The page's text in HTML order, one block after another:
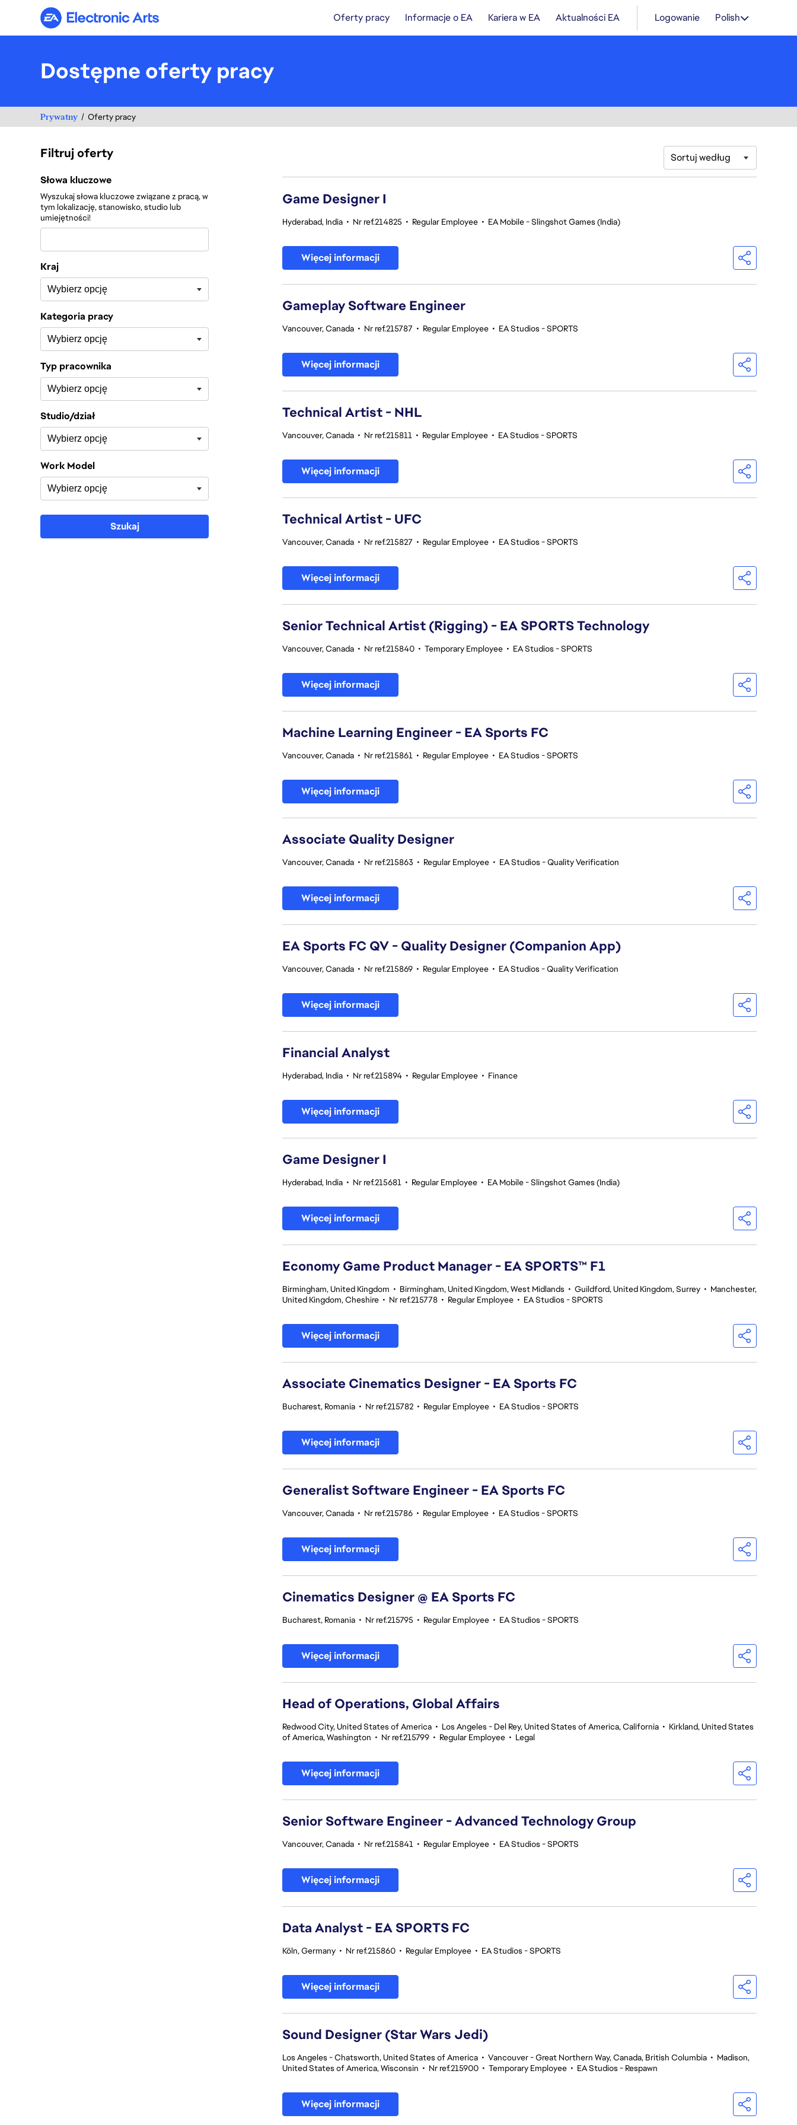
Electronic Arts Oferty pracy Informacje o EA Kariera w EA Aktualności EA Logowanie Polish
Dostępne oferty pracy
Prywatny Oferty pracy
Filtruj oferty
Filtruj oferty
Słowa kluczowe
Wyszukaj słowa kluczowe związane z pracą, w
tym lokalizację, stanowisko, studio lub
umiejętności!
Kraj
Kategoria pracy
Typ pracownika
Studio/dział
Work Model
Szukaj
Sortuj według
Game Designer I
Hyderabad, India • Nr ref.214825 • Regular Employee • EA Mobile - Slingshot Games (India)
Więcej informacji
Gameplay Software Engineer
Vancouver, Canada • Nr ref.215787 • Regular Employee • EA Studios - SPORTS
Więcej informacji
Technical Artist - NHL
Vancouver, Canada • Nr ref.215811 • Regular Employee • EA Studios - SPORTS
Więcej informacji
Technical Artist - UFC
Vancouver, Canada • Nr ref.215827 • Regular Employee • EA Studios - SPORTS
Więcej informacji
Senior Technical Artist (Rigging) - EA SPORTS Technology
Vancouver, Canada • Nr ref.215840 • Temporary Employee • EA Studios - SPORTS
Więcej informacji
Machine Learning Engineer - EA Sports FC
Vancouver, Canada • Nr ref.215861 • Regular Employee • EA Studios - SPORTS
Więcej informacji
Associate Quality Designer
Vancouver, Canada • Nr ref.215863 • Regular Employee • EA Studios - Quality Verification
Więcej informacji
EA Sports FC QV - Quality Designer (Companion App)
Vancouver, Canada • Nr ref.215869 • Regular Employee • EA Studios - Quality Verification
Więcej informacji
Financial Analyst
Hyderabad, India • Nr ref.215894 • Regular Employee • Finance
Więcej informacji
Game Designer I
Hyderabad, India • Nr ref.215681 • Regular Employee • EA Mobile - Slingshot Games (India)
Więcej informacji
Economy Game Product Manager - EA SPORTS™ F1
Birmingham, United Kingdom • Birmingham, United Kingdom, West Midlands • Guildford, United Kingdom, Surrey • Manchester,
United Kingdom, Cheshire • Nr ref.215778 • Regular Employee • EA Studios - SPORTS
Więcej informacji
Associate Cinematics Designer - EA Sports FC
Bucharest, Romania • Nr ref.215782 • Regular Employee • EA Studios - SPORTS
Więcej informacji
Generalist Software Engineer - EA Sports FC
Vancouver, Canada • Nr ref.215786 • Regular Employee • EA Studios - SPORTS
Więcej informacji
Cinematics Designer @ EA Sports FC
Bucharest, Romania • Nr ref.215795 • Regular Employee • EA Studios - SPORTS
Więcej informacji
Head of Operations, Global Affairs
Redwood City, United States of America • Los Angeles - Del Rey, United States of America, California • Kirkland, United States
of America, Washington • Nr ref.215799 • Regular Employee • Legal
Więcej informacji
Senior Software Engineer - Advanced Technology Group
Vancouver, Canada • Nr ref.215841 • Regular Employee • EA Studios - SPORTS
Więcej informacji
Data Analyst - EA SPORTS FC
Köln, Germany • Nr ref.215860 • Regular Employee • EA Studios - SPORTS
Więcej informacji
Sound Designer (Star Wars Jedi)
Los Angeles - Chatsworth, United States of America • Vancouver - Great Northern Way, Canada, British Columbia • Madison,
United States of America, Wisconsin • Nr ref.215900 • Temporary Employee • EA Studios - Respawn
Więcej informacji